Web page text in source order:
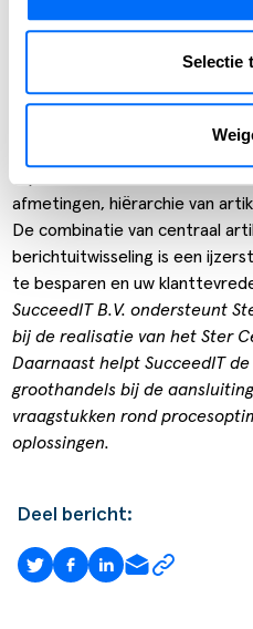
Selectie
Minder handmatige invoer,
Snellere verwerking van
afmetingen, hiërarchie van
De combinatie van centraal
berichtuitwisseling is een
te besparen en uw
SucceedIT B.V. ondersteunt
bij de realisatie van het Ster
Daarnaast helpt SucceedIT
groothandels bij de
vraagstukken rond
oplossingen.
Deel bericht: